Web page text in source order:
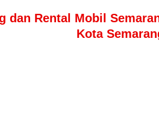
dan Rental Mobil
Kota